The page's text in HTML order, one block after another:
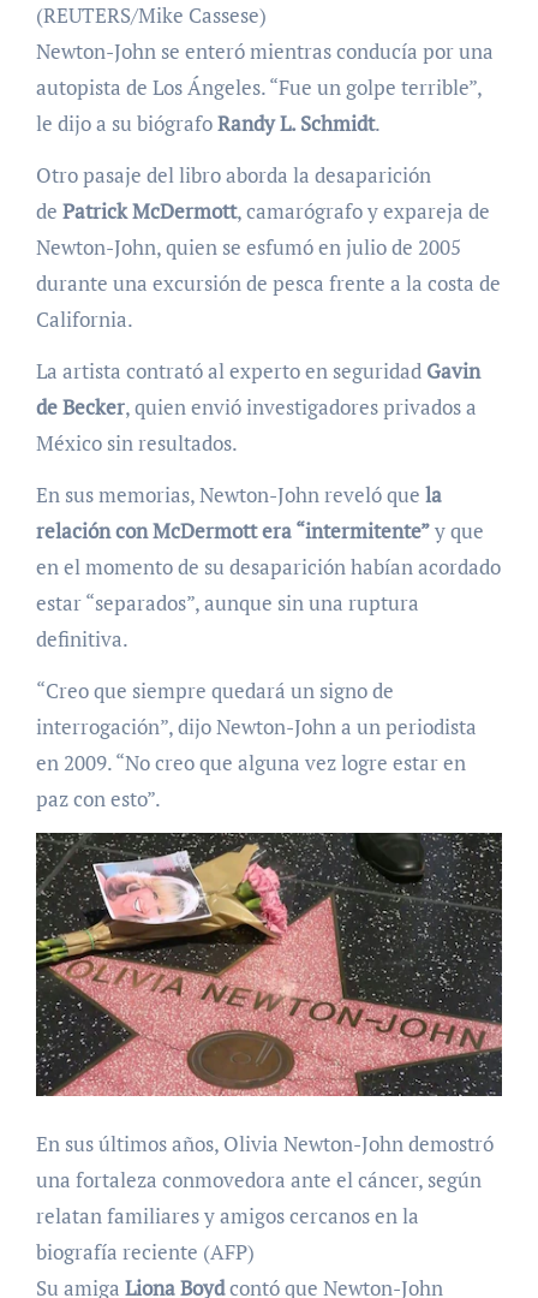
(REUTERS/Mike Cassese)
Newton-John se enteró mientras conducía por una
autopista de Los Ángeles. “Fue un golpe terrible”,
le dijo a su biógrafoRandy L. Schmidt.
Otro pasaje del libro aborda la desaparición
de Patrick McDermott, camarógrafo y expareja de
Newton-John, quien se esfumó en julio de 2005
durante una excursión de pesca frente a la costa de
California.
La artista contrató al experto en seguridad Gavin
de Becker, quien envió investigadores privados a
México sin resultados.
En sus memorias, Newton-John reveló que la
relación con McDermott era “intermitente”y que
en el momento de su desaparición habían acordado
estar “separados”, aunque sin una ruptura
definitiva.
“Creo que siempre quedará un signo de
interrogación”, dijo Newton-John a un periodista
en 2009. “No creo que alguna vez logre estar en
paz con esto”.
En sus últimos años, Olivia Newton-John demostró
una fortaleza conmovedora ante el cáncer, según
relatan familiares y amigos cercanos en la
biografía reciente (AFP)
Su amiga Liona Boydcontó que Newton-John